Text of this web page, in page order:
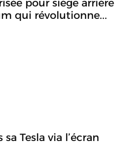
pour siège arrière
qui révolutionne...
Tesla via l’écran